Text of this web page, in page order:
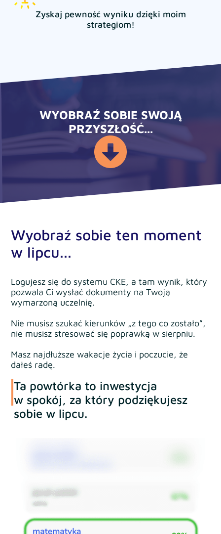
Zyskaj pewność wyniku dzięki moim
strategiom!
WYOBRAŹ SOBIE SWOJĄ
PRZYSZŁOŚĆ...
Wyobraź sobie ten moment
w lipcu...
Logujesz się do systemu CKE, a tam wynik, który
pozwala Ci wysłać dokumenty na Twoją
wymarzoną uczelnię.
Nie musisz szukać kierunków „z tego co zostało”,
nie musisz stresować się poprawką w sierpniu.
Masz najdłuższe wakacje życia i poczucie, że
dałeś radę.
Ta powtórka to inwestycja
w spokój, za który podziękujesz
sobie w lipcu.